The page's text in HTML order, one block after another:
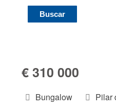
Buscar
€ 310 000
Bungalow
Pilar